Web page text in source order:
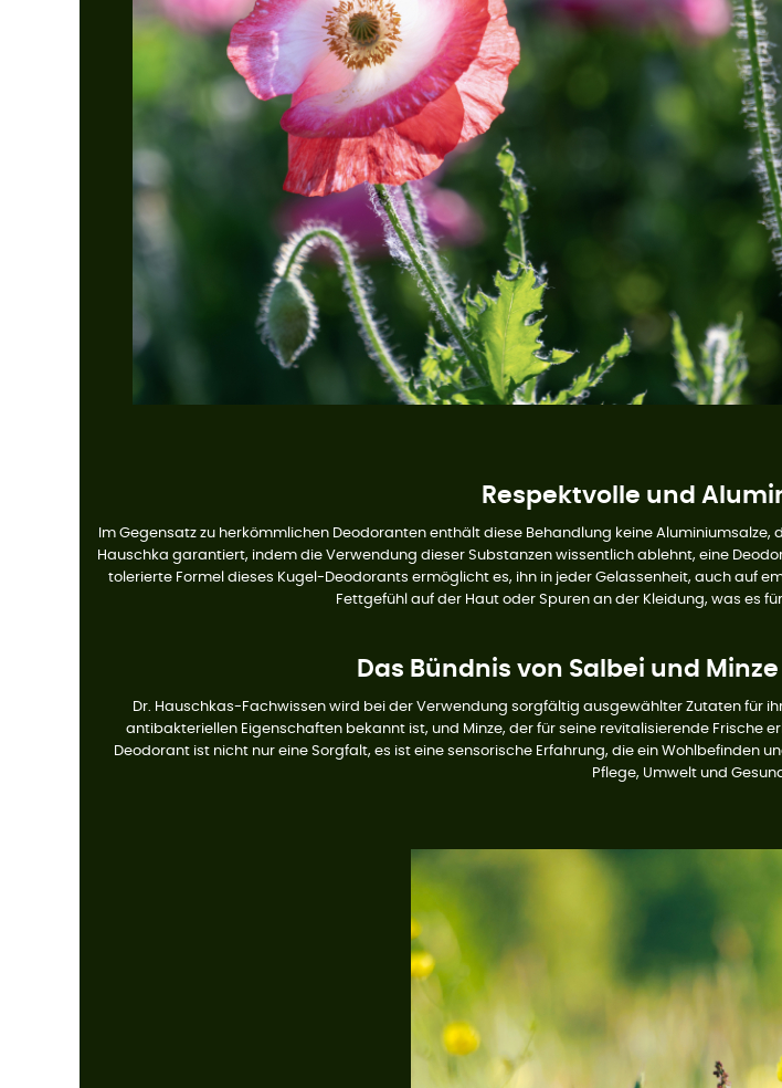
Respektvolle und
Im Gegensatz zu herkömmlichen Deodoranten enthält diese Behandlung keine
Hauschka garantiert, indem die Verwendung dieser Substanzen wissentlich ablehnt, eine
tolerierte Formel dieses Kugel-Deodorants ermöglicht es, ihn in jeder Gelassenheit, auch auf
Fettgefühl auf der Haut oder Spuren an der Kleidung, was es
Das Bündnis von Salbei und
Dr. Hauschkas-Fachwissen wird bei der Verwendung sorgfältig ausgewählter Zutaten für
antibakteriellen Eigenschaften bekannt ist, und Minze, der für seine revitalisierende Frische
Deodorant ist nicht nur eine Sorgfalt, es ist eine sensorische Erfahrung, die ein
Pflege, Umwelt und